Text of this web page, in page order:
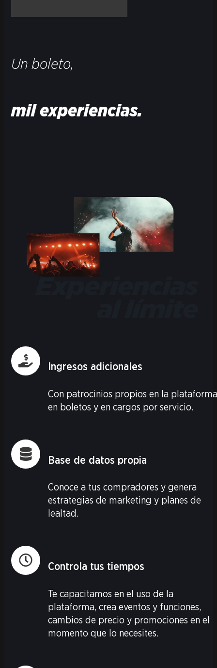
Un boleto,
mil experiencias.
Ingresos adicionales
Con patrocinios propios en la
en boletos y en cargos por servicio.
Base de datos propia
Conoce a tus compradores y genera
estrategias de marketing y planes de
lealtad.
Controla tus tiempos
Te capacitamos en el uso de la
plataforma, crea eventos y funciones,
cambios de precio y promociones en el
momento que lo necesites.